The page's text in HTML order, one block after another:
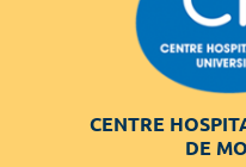
CENTRE
DE